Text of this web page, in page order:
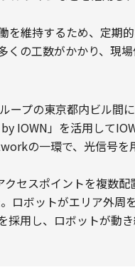
を維持するため、定期
くの工数がかかり、現
ープの東京都内ビル間
IOWN」を活用して
の一環で、光信号を
セスポイントを複数配
ロボットがエリア外周
採用し、ロボットが動